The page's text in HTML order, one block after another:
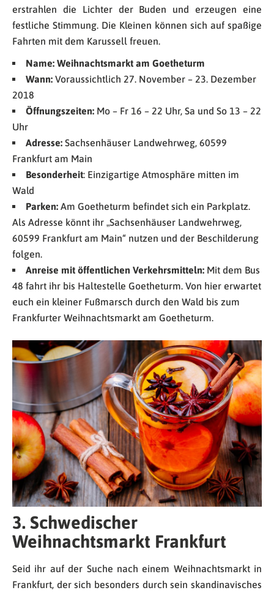
erstrahlen die Lichter der Buden und erzeugen eine
festliche Stimmung. Die Kleinen können sich auf spaßige
Fahrten mit dem Karussell freuen.
Name: Weihnachtsmarkt am Goetheturm
Wann: Voraussichtlich 27. November – 23. Dezember
2018
Öffnungszeiten: Mo – Fr 16 – 22 Uhr, Sa und So 13 – 22
Uhr
Adresse: Sachsenhäuser Landwehrweg, 60599
Frankfurt am Main
Besonderheit: Einzigartige Atmosphäre mitten im
Wald
Parken: Am Goetheturm befindet sich ein Parkplatz.
Als Adresse könnt ihr „Sachsenhäuser Landwehrweg,
60599 Frankfurt am Main“ nutzen und der Beschilderung
folgen.
Anreise mit öffentlichen Verkehrsmitteln: Mit dem Bus
48 fahrt ihr bis Haltestelle Goetheturm. Von hier erwartet
euch ein kleiner Fußmarsch durch den Wald bis zum
Frankfurter Weihnachtsmarkt am Goetheturm.
3. Schwedischer
Weihnachtsmarkt Frankfurt
Seid ihr auf der Suche nach einem Weihnachtsmarkt in
Frankfurt, der sich besonders durch sein skandinavisches